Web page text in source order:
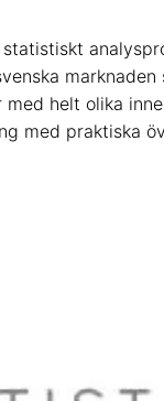
med helt olika
med praktiska